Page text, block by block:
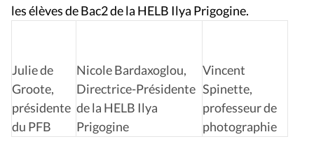
les élèves de Bac2 de la HELB Ilya Prigogine.
Julie de
Groote,
présidente
du PFB
NicoleBardaxoglou,
Directrice-Présidente
de la HELB Ilya
Prigogine
Vincent
Spinette,
professeur de
photographie